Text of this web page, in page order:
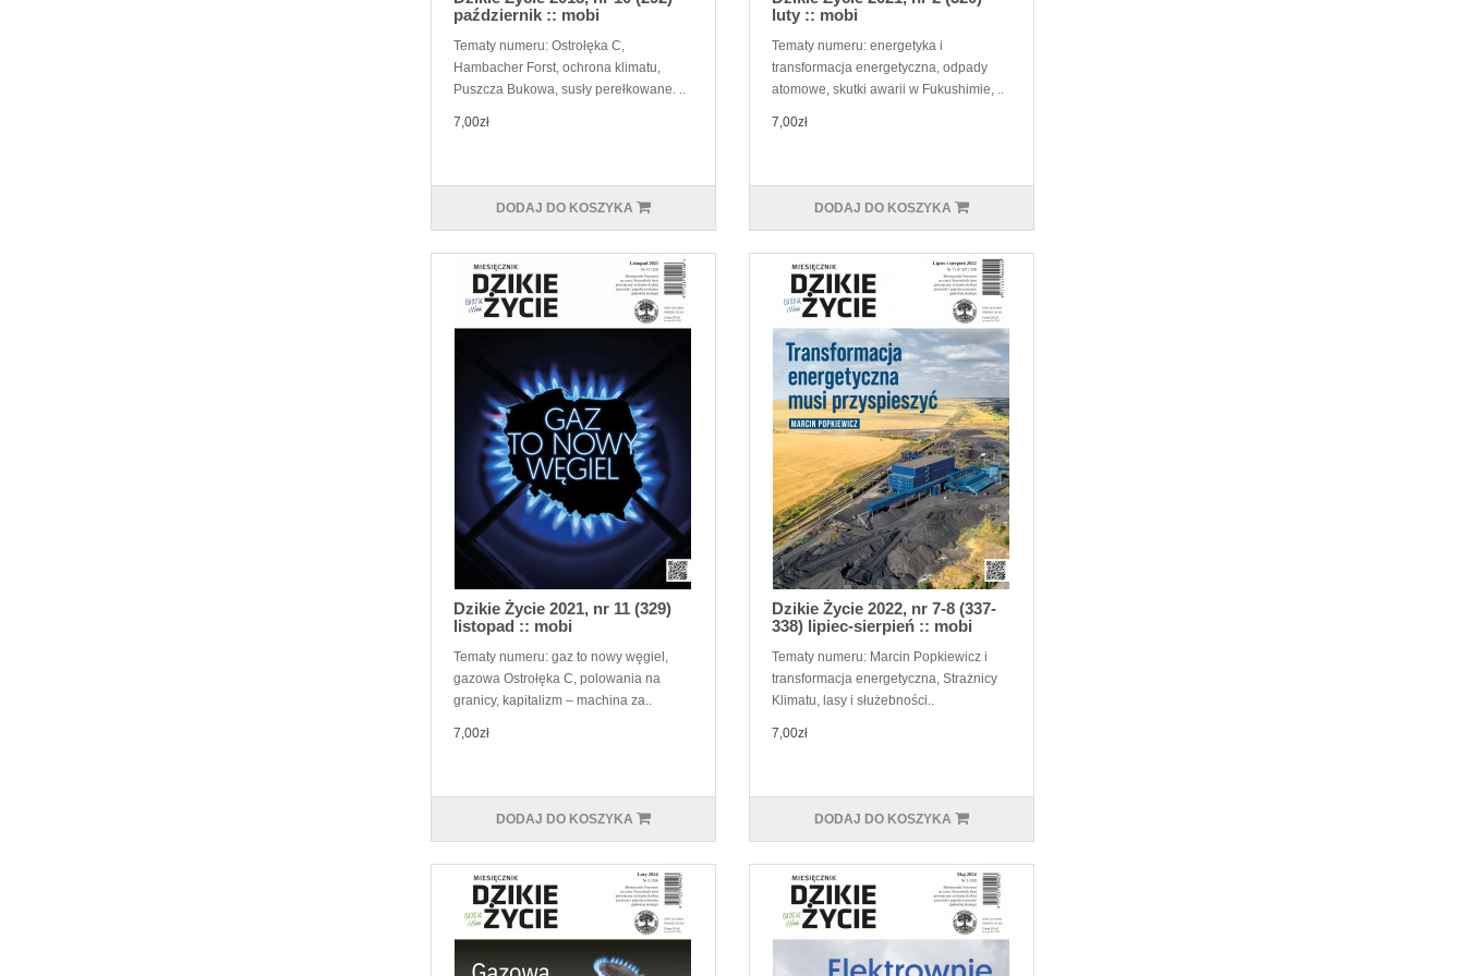
październik :: mobi
Tematy numeru: Ostrołęka C,
Hambacher Forst, ochrona klimatu,
Puszcza Bukowa, susły perełkowane. ..
7,00zł
DODAJ DO KOSZYKA
luty :: mobi
Tematy numeru: energetyka i
transformacja energetyczna, odpady
atomowe, skutki awarii w Fukushimie, ..
7,00zł
DODAJ DO KOSZYKA
Dzikie Życie 2021, nr 11 (329)
listopad :: mobi
Tematy numeru: gaz to nowy węgiel,
gazowa Ostrołęka C, polowania na
granicy, kapitalizm – machina za..
7,00zł
DODAJ DO KOSZYKA
Dzikie Życie 2022, nr 7-8 (337-
338) lipiec-sierpień :: mobi
Tematy numeru: Marcin Popkiewicz i
transformacja energetyczna, Strażnicy
Klimatu, lasy i służebności..
7,00zł
DODAJ DO KOSZYKA